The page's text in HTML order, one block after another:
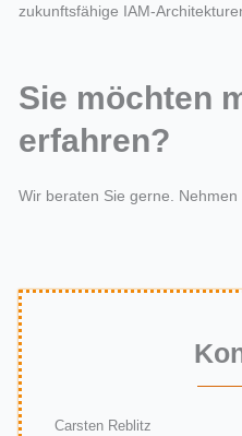
zukunftsfähige IAM-
Sie möchten
erfahren?
Wir beraten Sie gerne. Nehmen
Carsten Reblitz